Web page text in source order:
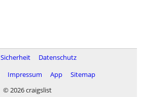
Sicherheit
Datenschutz
Impressum App
Sitemap
© 2026 craigslist